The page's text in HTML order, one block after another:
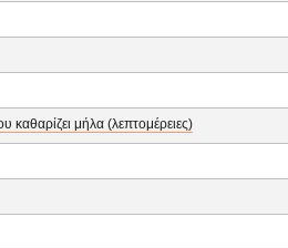
καθαρίζει μήλα (λεπτομέρειες)